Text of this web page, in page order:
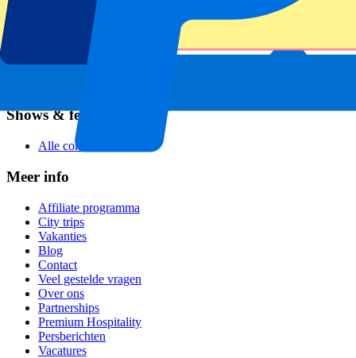
Premier League
Shows & festivals
Alle concerten
Meer info
Affiliate programma
City trips
Vakanties
Blog
Contact
Veel gestelde vragen
Over ons
Partnerships
Premium Hospitality
Persberichten
Vacatures